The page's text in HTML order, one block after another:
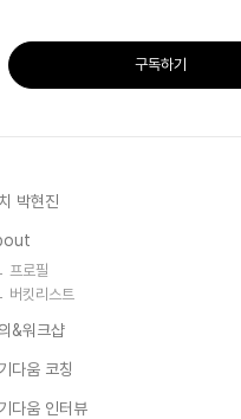
구독하기
박현진
프로필
버킷리스트
&워크샵
다움 코칭
다움 인터뷰